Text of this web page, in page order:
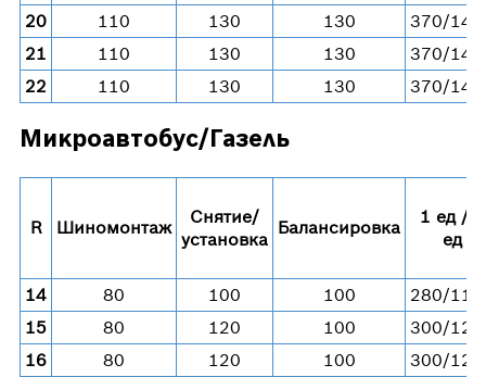
20
110 130 130
370/
21
110 130 130
370/
22
110 130 130 370/
Микроавтобус/Газель
R Шиномонтаж
Снятие/
установка
Балансировка
1 ед / 4
ед
14 80 100 100
280/
15
80 120 100
300/
16
80 120 100 300/